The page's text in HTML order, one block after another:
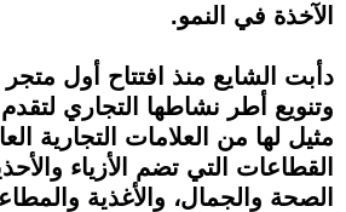
الآخذة في النمو.
دأبت الشايع منذ افتتاح أول
وتنويع أطر نشاطها التجاري لتقدم
مثيل لها من العلامات التجارية
القطاعات التي تضم الأزياء
الصحة والجمال، والأغذية